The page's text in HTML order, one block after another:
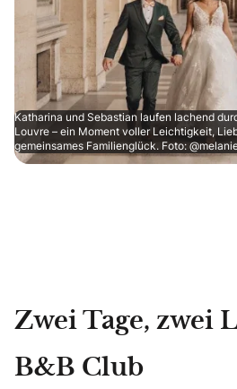
Katharina und Sebastian laufen lachend
Louvre – ein Moment voller Leichtigkeit,
gemeinsames Familienglück. Foto:
Zwei Tage, zwei
B&B Club